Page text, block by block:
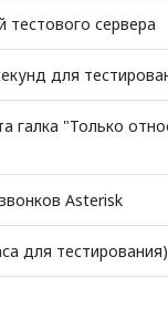
тестового сервера
для
галка "Только
Asterisk
для тестирования)